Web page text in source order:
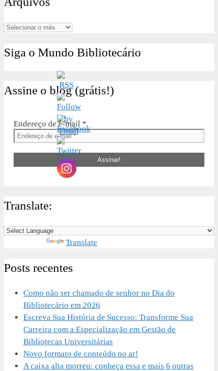
Arquivos
Siga o Mundo Bibliotecário
Assine o blog (grátis!)
Endereço de e-mail *
Translate:
Translate
Posts recentes
Como não ser chamado de senhor no Dia do
Bibliotecário em 2026
Escreva Sua História de Sucesso: Transforme Sua
Carreira com a Especialização em Gestão de
Bibliotecas Universitárias
Novo formato de conteúdo no ar!
A caixa alta morreu: conheça essa e mais 6 outras